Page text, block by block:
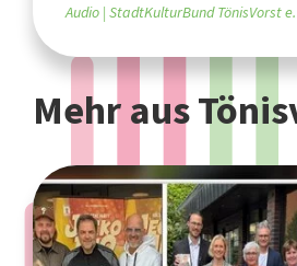
Audio StadtKulturBund TönisVorst
Mehr aus